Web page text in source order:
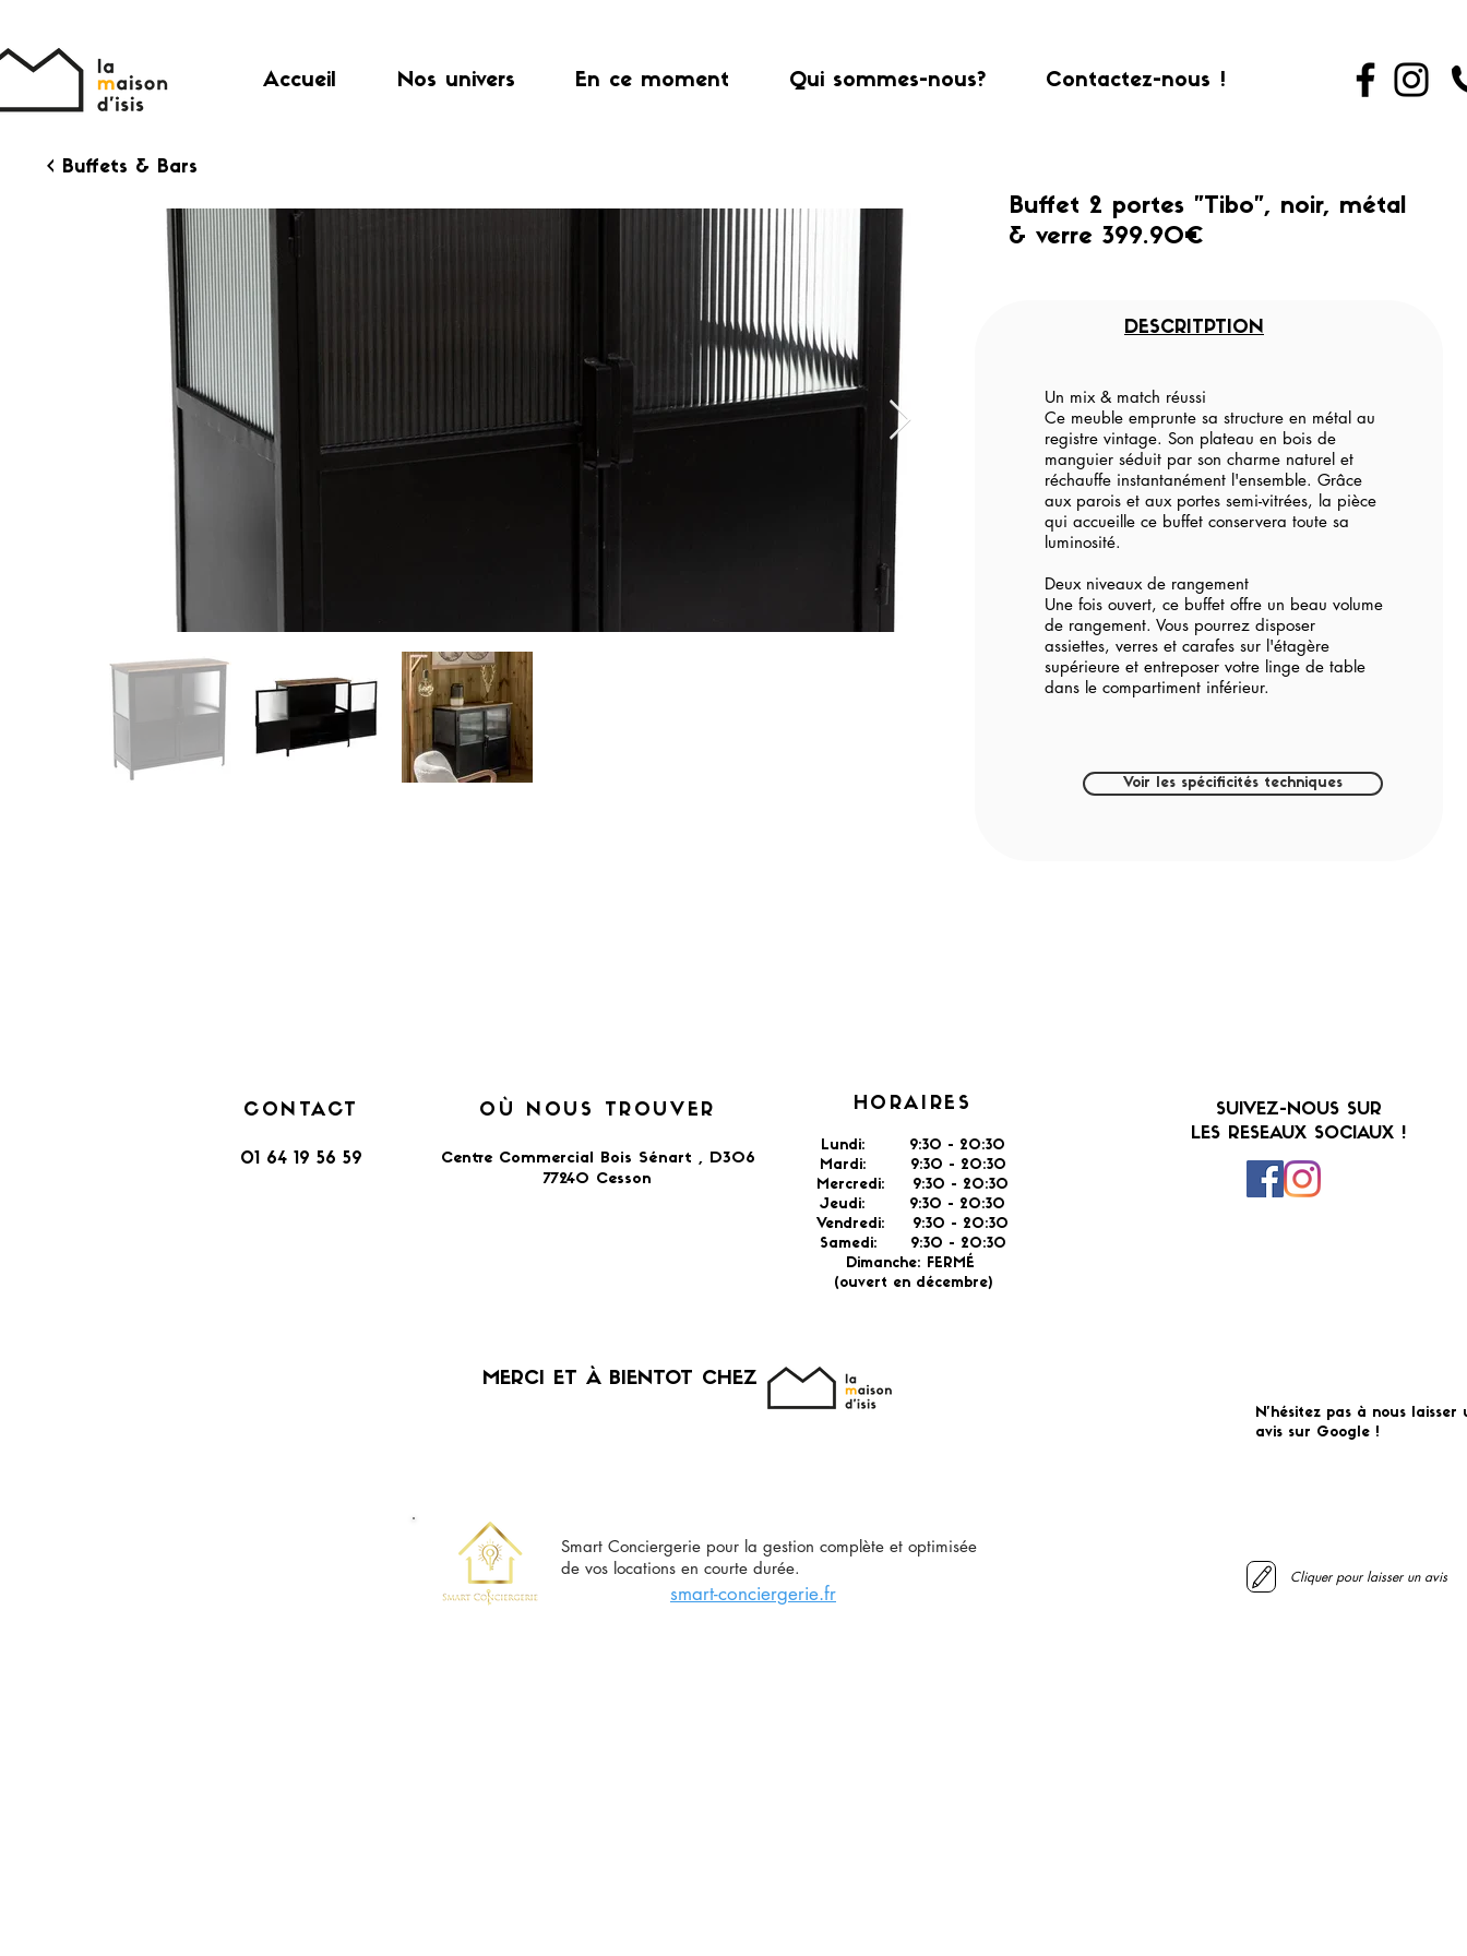
Accueil Nos univers En ce moment Qui sommes-nous? Contactez-nous !
< Buffets & Bars
Buffet 2 portes "Tibo", noir, métal
& verre 399.90€
DESCRITPTION
Un mix & match réussi
Ce meuble emprunte sa structure en métal au
registre vintage. Son plateau en bois de
manguier séduit par son charme naturel et
réchauffe instantanément l'ensemble. Grâce
aux parois et aux portes semi-vitrées, la pièce
qui accueille ce buffet conservera toute sa
luminosité.
Deux niveaux de rangement
Une fois ouvert, ce buffet offre un beau volume
de rangement. Vous pourrez disposer
assiettes, verres et carafes sur l'étagère
supérieure et entreposer votre linge de table
dans le compartiment inférieur.
Voir les spécificités techniques
CONTACT
01 64 19 56 59
OÙ NOUS TROUVER
Centre Commercial Bois Sénart , D306
77240 Cesson​
HORAIRES
Lundi: 9:30 - 20:30
Mardi: 9:30 - 20:30
Mercredi: 9:30 - 20:30
Jeudi: 9:30 - 20:30
Vendredi: 9:30 - 20:30
Samedi: 9:30 - 20:30
Dimanche: FERMÉ
(ouvert en décembre)
​MERCI ET À BIENTOT CHEZ
Smart Conciergerie pour la gestion complète et optimisée
de vos locations en courte durée.
smart-conciergerie.fr
SUIVEZ-NOUS SUR
LES RESEAUX SOCIAUX !
N'hésitez pas à nous laisser
avis sur Google !
Cliquer pour laisser un avis